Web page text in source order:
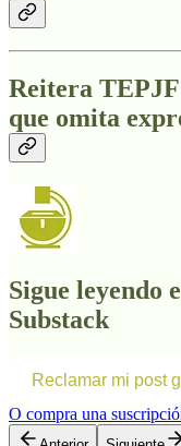
Reitera
que omita
Sigue leyendo
Substack
Reclamar mi post
O compra una